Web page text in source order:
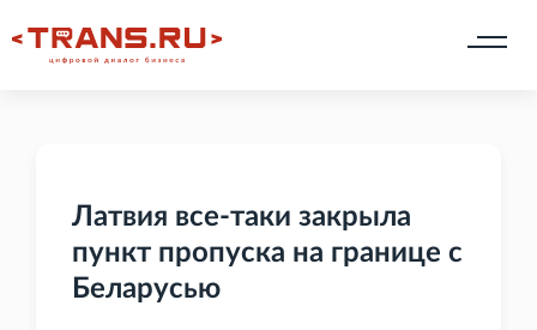
Латвия все-таки закрыла
пункт пропуска на границе с
Беларусью